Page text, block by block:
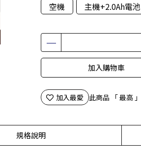
空機
主機+2.0Ah電
加入購物車
加入最愛 此商品 「 最高
規格說明